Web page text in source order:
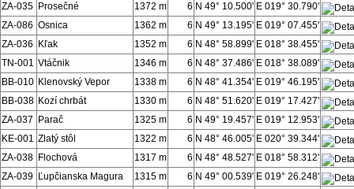
ZA-035 Prosečné 1372 m 6 N 49° 10.500' E 019° 30.790'
ZA-086 Osnica 1362 m 6 N 49° 13.195' E 019° 07.455'
ZA-036
Kľak 1352 m 6 N 48° 58.899' E 018° 38.455'
TN-001 Vtáčnik 1346 m 6 N 48° 37.486' E 018° 38.089'
BB-010 Klenovský Vepor 1338 m 6 N 48° 41.354' E 019° 46.195'
BB-038 Kozí chrbát 1330 m 6 N 48° 51.620' E 019° 17.427'
ZA-037
Parač 1325 m 6 N 49° 19.457' E 019° 12.953'
KE-001 Zlatý stôl 1322 m 6 N 48° 46.005' E 020° 39.344'
ZA-038 Flochová 1317 m 6 N 48° 48.527' E 018° 58.312'
ZA-039 Ľupčianska Magura 1315 m 6 N 49° 00.539' E 019° 26.248'